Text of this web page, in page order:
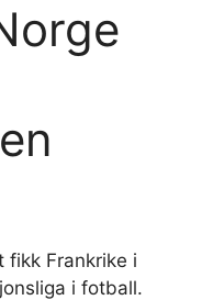
fikk Frankrike i
i fotball.